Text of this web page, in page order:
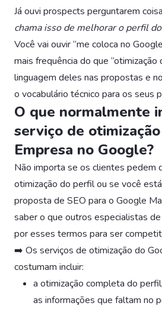
Já ouvi prospects perguntarem
chama isso de melhorar o perfil
Você vai ouvir “me coloca no
mais frequência do que “otimização
linguagem deles nas propostas e
o vocabulário técnico para os seus
O que normalmente
serviço de
Empresa no Google?
Não importa se os clientes pedem
otimização do perfil ou se você
proposta de SEO para o Google
saber o que outros especialistas
por esses termos para ser
➡️ Os serviços de otimização do
costumam incluir:
a otimização completa do
as informações que faltam no